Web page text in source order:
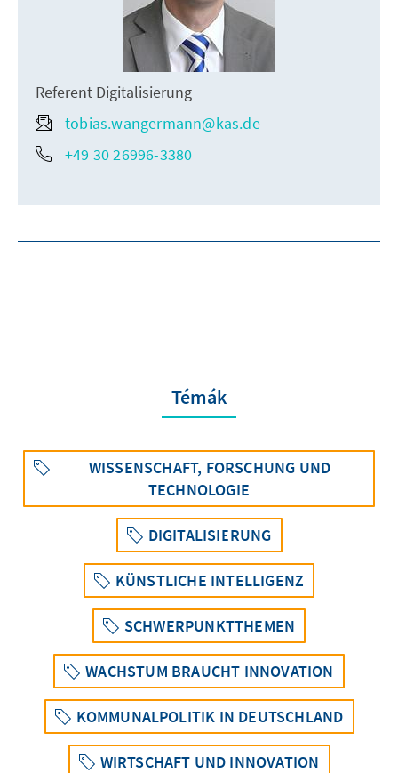
Referent Digitalisierung
tobias.wangermann@kas.de
+49 30 26996-3380
Témák
WISSENSCHAFT, FORSCHUNG UND
TECHNOLOGIE
DIGITALISIERUNG
KÜNSTLICHE INTELLIGENZ
SCHWERPUNKTTHEMEN
WACHSTUM BRAUCHT INNOVATION
KOMMUNALPOLITIK IN DEUTSCHLAND
WIRTSCHAFT UND INNOVATION